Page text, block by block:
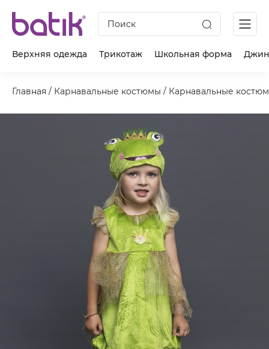
Поиск
Верхняя одежда Трикотаж Школьная форма
Главная / Карнавальные костюмы / Карнавальные